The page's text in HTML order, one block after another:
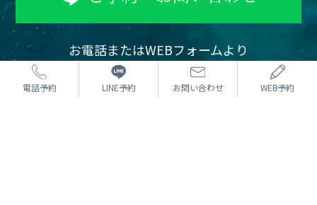
電話予約 LINE予約 お問い合わせ WEB予約
お電話またはWEBフォームより
ご予約を受け付けております。
カウンセリングは無料です。